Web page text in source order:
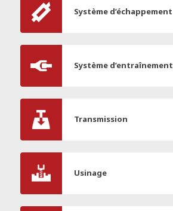
Système d’échappement
Système d’entraînement
Transmission
Usinage